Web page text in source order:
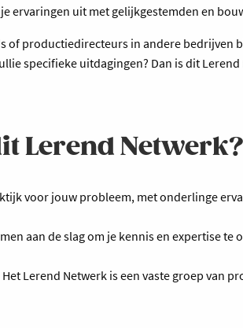
ervaringen uit met gelijkgestemden en
of productiedirecteurs in andere bedrijven
specifieke uitdagingen? Dan is dit
Lerend Netwerk?
voor jouw probleem, met onderlinge
aan de slag om je kennis en expertise
Lerend Netwerk is een vaste groep van